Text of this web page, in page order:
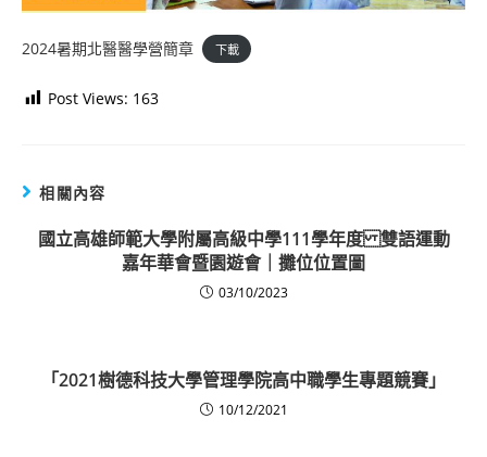
2024暑期北醫醫學營簡章 下載
Post Views: 163
相關內容
國立高雄師範大學附屬高級中學111學年度 雙語運動
嘉年華會暨園遊會｜攤位位置圖
03/10/2023
「2021樹德科技大學管理學院高中職學生專題競賽」
10/12/2021